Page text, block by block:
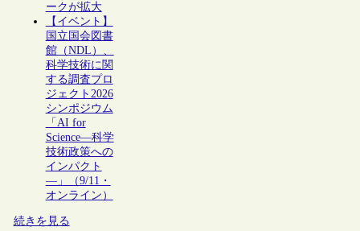
ークが拡大
【イベント】
国立国会図書
館（NDL）、
科学技術に関
する調査プロ
ジェクト2026
シンポジウム
「AI for
Science―科学
技術政策への
インパクト
―」（9/11・
オンライン）
続きを見る